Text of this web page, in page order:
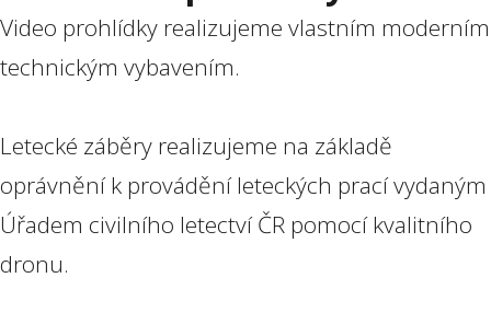
Video prohlídky realizujeme vlastním moderním
technickým vybavením.
Letecké záběry realizujeme na základě
oprávnění k provádění leteckých prací vydaným
Úřadem civilního letectví ČR pomocí kvalitního
dronu.